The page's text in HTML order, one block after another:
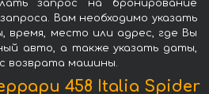
запрос на бронирование
Вам необходимо указать
время, место или адрес, где Вы
авто, а также указать даты,
возврата машины.
458 Italia Spider